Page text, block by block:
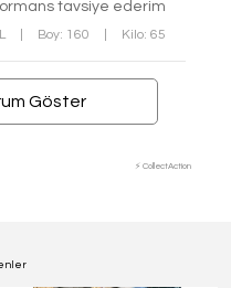
tavsiye ederim
Boy: 160 Kilo: 65
Göster
⚡ CollectAction